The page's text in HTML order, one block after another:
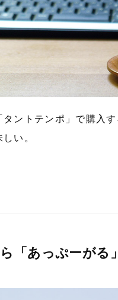
ントテンポ」で購入
い。
「あっぷーがる」